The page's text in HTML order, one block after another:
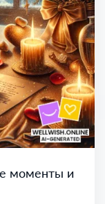
моменты и